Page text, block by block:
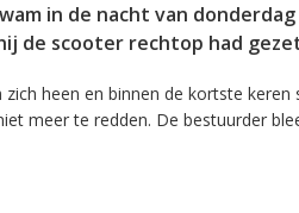
in de nacht van
de scooter rechtop had
heen en binnen de kortste
meer te redden. De bestuurder